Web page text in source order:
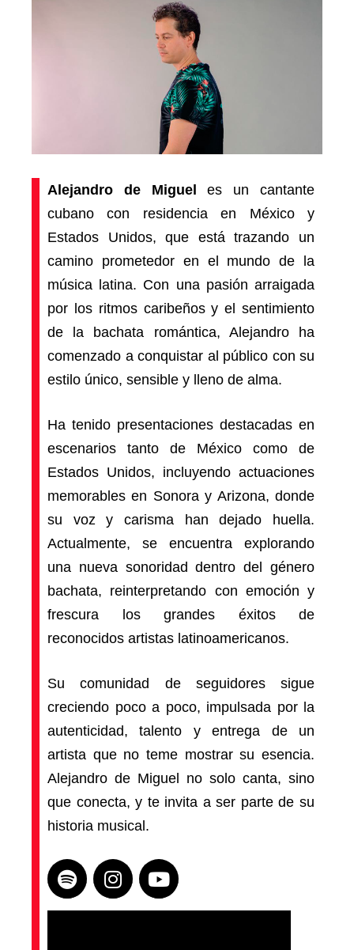
Alejandro de Miguel
es un cantante
cubano con residencia en México y
Estados Unidos, que está trazando un
camino prometedor en el mundo de la
música latina. Con una pasión arraigada
por los ritmos caribeños y el sentimiento
de la bachata romántica, Alejandro ha
comenzado a conquistar al público con su
estilo único, sensible y lleno de alma.
Ha tenido presentaciones destacadas en
escenarios tanto de México como de
Estados Unidos, incluyendo actuaciones
memorables en Sonora y Arizona, donde
su voz y carisma han dejado huella.
Actualmente, se encuentra explorando
una nueva sonoridad dentro del género
bachata, reinterpretando con emoción y
frescura los grandes éxitos de
reconocidos artistas latinoamericanos.
Su comunidad de seguidores sigue
creciendo poco a poco, impulsada por la
autenticidad, talento y entrega de un
artista que no teme mostrar su esencia.
Alejandro de Miguel no solo canta, sino
que conecta, y te invita a ser parte de su
historia musical.